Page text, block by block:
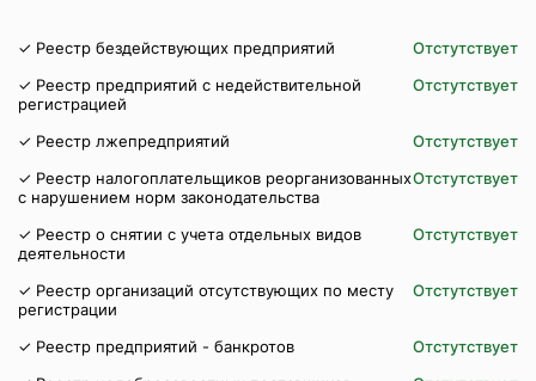
✓ Реестр бездействующих предприятий
Отстутствует
✓ Реестр предприятий с недействительной
регистрацией
Отстутствует
✓ Реестр лжепредприятий
Отстутствует
✓ Реестр налогоплательщиков реорганизованных
с нарушением норм законодательства
Отстутствует
✓ Реестр о снятии с учета отдельных видов
деятельности
Отстутствует
✓ Реестр организаций отсутствующих по месту
регистрации
Отстутствует
✓ Реестр предприятий - банкротов
Отстутствует